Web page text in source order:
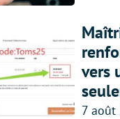
vers
7 août